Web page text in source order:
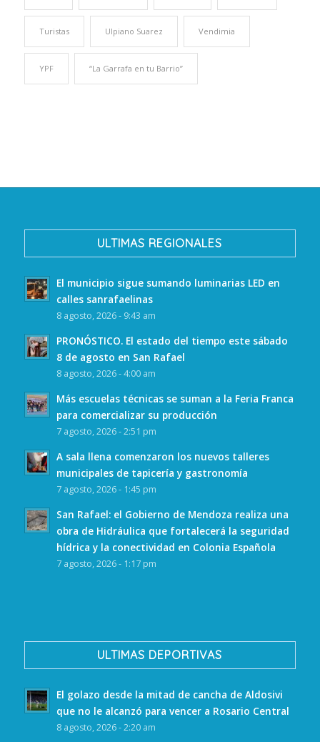
Turistas Ulpiano Suarez Vendimia
YPF “La Garrafa en tu Barrio”
ULTIMAS REGIONALES
El municipio sigue sumando luminarias LED en
calles sanrafaelinas
8 agosto, 2026 - 9:43 am
PRONÓSTICO. El estado del tiempo este sábado
8 de agosto en San Rafael
8 agosto, 2026 - 4:00 am
Más escuelas técnicas se suman a la Feria Franca
para comercializar su producción
7 agosto, 2026 - 2:51 pm
A sala llena comenzaron los nuevos talleres
municipales de tapicería y gastronomía
7 agosto, 2026 - 1:45 pm
San Rafael: el Gobierno de Mendoza realiza una
obra de Hidráulica que fortalecerá la seguridad
hídrica y la conectividad en Colonia Española
7 agosto, 2026 - 1:17 pm
ULTIMAS DEPORTIVAS
El golazo desde la mitad de cancha de Aldosivi
que no le alcanzó para vencer a Rosario Central
8 agosto, 2026 - 2:20 am